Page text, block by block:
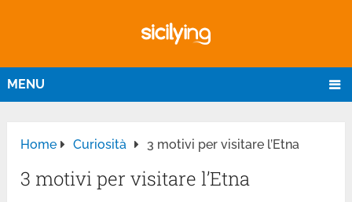
MENU
Home Curiosità 3 motivi per visitare l’Etna
3 motivi per visitare l’Etna